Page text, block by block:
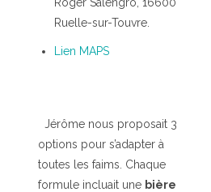
Ruelle-sur-Touvre.
Lien MAPS
Jérôme nous proposait 3
options pour s’adapter à
toutes les faims. Chaque
formule incluait une bière